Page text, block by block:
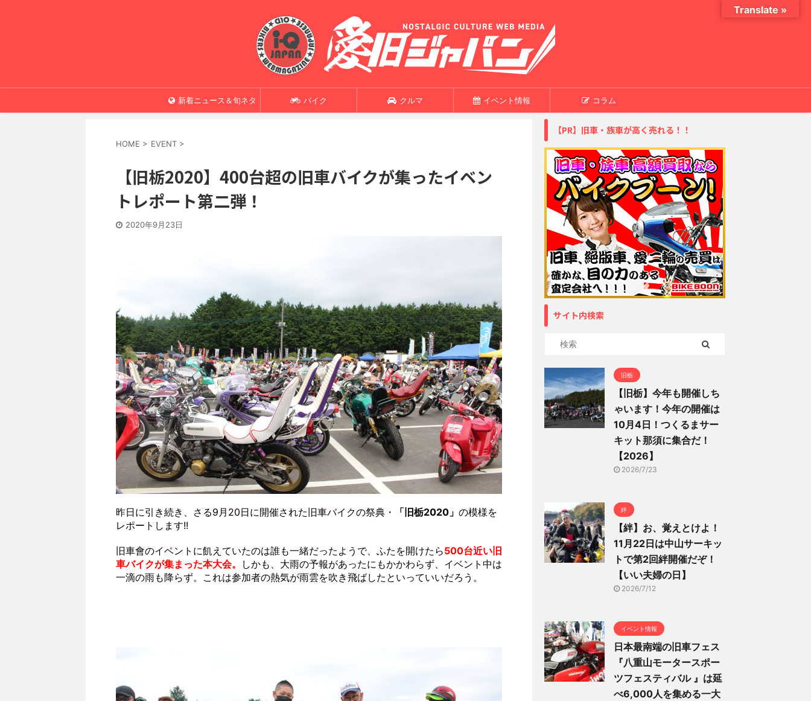
新着ニュース＆旬ネタ バイク クルマ イベント情報 コラム
HOME > EVENT >
【旧栃2020】400台超の旧車バイクが集ったイベン
トレポート第二弾！
2020年9月23日
昨日に引き続き、さる9月20日に開催された旧車バイクの祭典・ 「旧栃2020」 の模様を
レポートします!!
旧車會のイベントに飢えていたのは誰も一緒だったようで、ふたを開けたら500台近い旧
車バイクが集まった本大会。
しかも、大雨の予報があったにもかかわらず、イベント中は
一滴の雨も降らず。これは参加者の熱気が雨雲を吹き飛ばしたといっていいだろう。
【PR】旧車・族車が高く売れる！！
サイト内検索
旧栃
【旧栃】今年も開催しち
ゃいます！今年の開催は
10月4日！つくるまサー
キット那須に集合だ！
【2026】
2026/7/23
絆
【絆】お、覚えとけよ！
11月22日は中山サーキッ
トで第2回絆開催だぞ！
【いい夫婦の日】
2026/7/12
イベント情報
日本最南端の旧車フェス
『八重山モータースポー
ツフェスティバル 』は延
べ6,000人を集める一大
Translate »